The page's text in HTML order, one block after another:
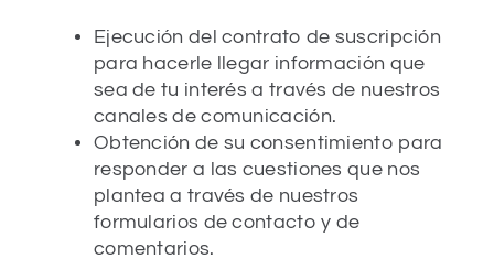
Ejecución del contrato de suscripción
para hacerle llegar información que
sea de tu interés a través de nuestros
canales de comunicación.
Obtención de su consentimiento para
responder a las cuestiones que nos
plantea a través de nuestros
formularios de contacto y de
comentarios.